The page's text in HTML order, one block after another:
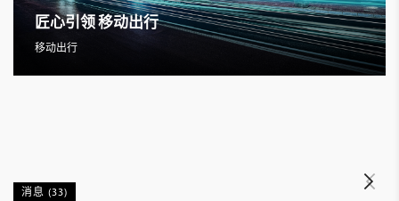
匠心引领 移动出行
移动出行
消息 (33)